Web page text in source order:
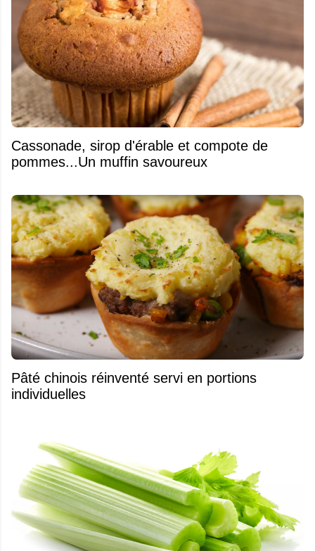
​Cassonade, sirop d'érable et compote de
pommes...Un muffin savoureux
Pâté chinois réinventé servi en portions
individuelles